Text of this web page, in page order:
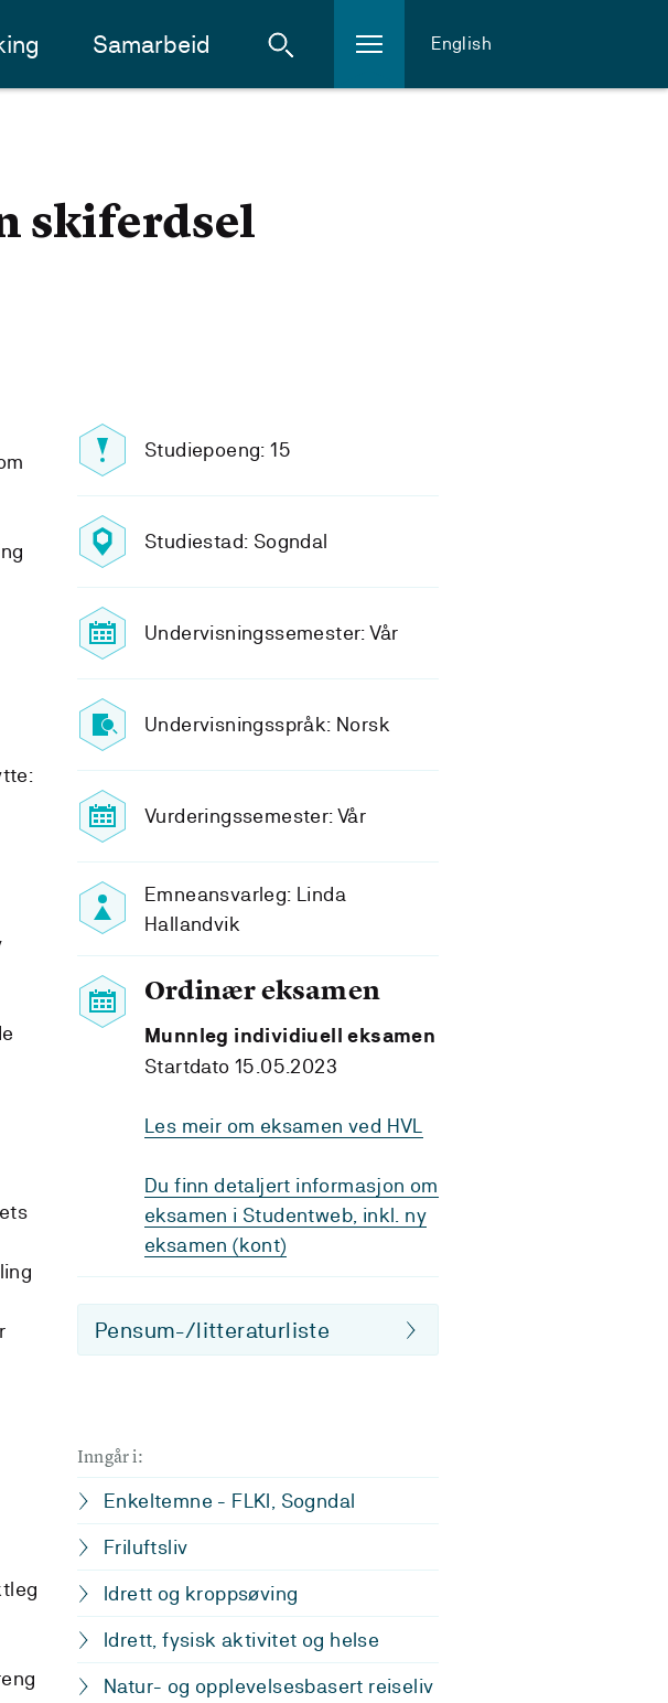
Samarbeid English
skiferdsel
Studiepoeng: 15
Studiestad: Sogndal
Undervisningssemester: Vår
Undervisningsspråk: Norsk
Vurderingssemester: Vår
Emneansvarleg: Linda
Hallandvik
Ordinær eksamen
Munnleg individiuell eksamen
Startdato 15.05.2023
Les meir om eksamen ved HVL
Du finn detaljert informasjon om
eksamen i Studentweb, inkl. ny
eksamen (kont)
Pensum-/litteraturliste
Inngår i:
Enkeltemne - FLKI, Sogndal
Friluftsliv
Idrett og kroppsøving
Idrett, fysisk aktivitet og helse
Natur- og opplevelsesbasert reiseliv